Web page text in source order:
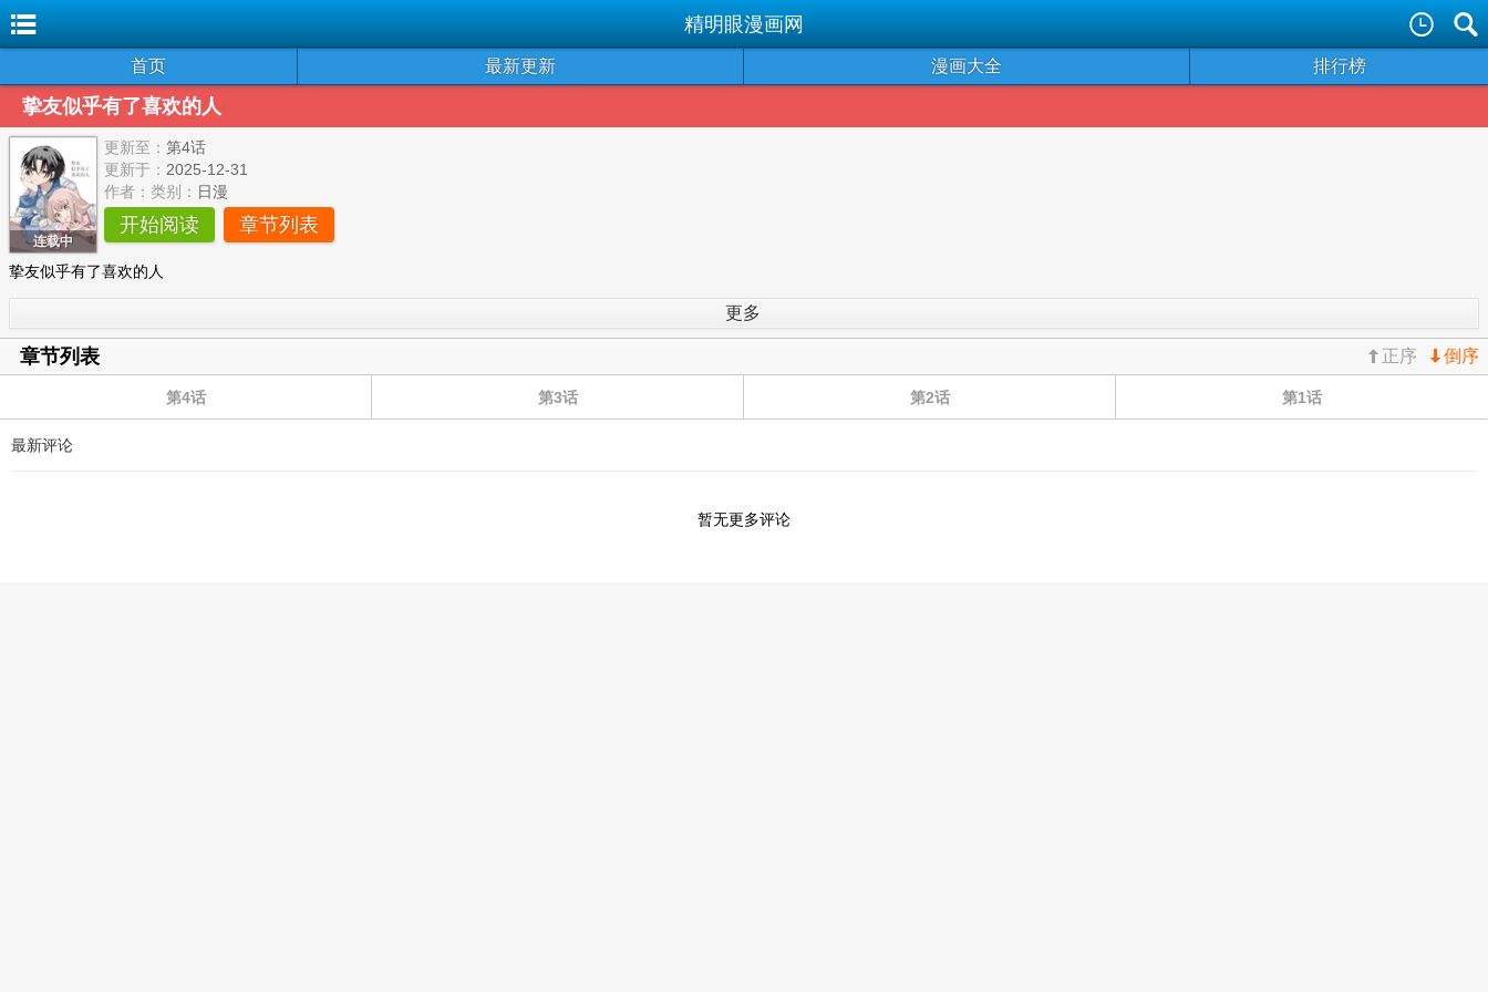
精明眼漫画网
  
首页 最新更新 漫画大全 排行榜
挚友似乎有了喜欢的人
连载中
更新至： 第4话
更新于： 2025-12-31
作者： 类别： 日漫
开始阅读 章节列表
挚友似乎有了喜欢的人
更多
章节列表 倒序
正序
第4话 第3话 第2话 第1话
最新评论
暂无更多评论